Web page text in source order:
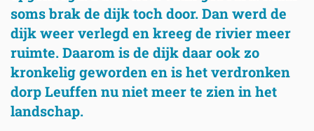
soms brak de dijk toch door. Dan werd de
dijk weer verlegd en kreeg de rivier meer
ruimte. Daarom is de dijk daar ook zo
kronkelig geworden en is het verdronken
dorp Leuffen nu niet meer te zien in het
landschap.